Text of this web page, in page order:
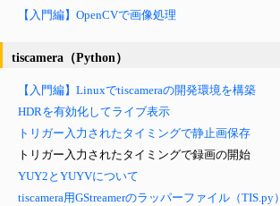
【入門編】OpenCVで画像処理
tiscamera（Python）
【入門編】Linuxでtiscameraの開発環境を構築
HDRを有効化してライブ表示
トリガー入力されたタイミングで静止画保存
トリガー入力されたタイミングで録画の開始
YUY2とYUYVについて
tiscamera用GStreamerのラッパーファイル（TIS.py）